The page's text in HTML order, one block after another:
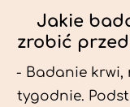
Jakie
zrobić
- Badanie krwi,
tygodnie.